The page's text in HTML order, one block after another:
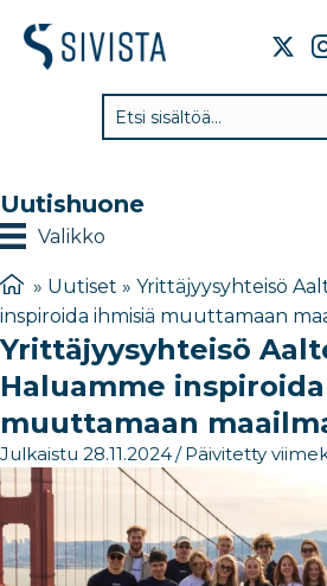
Uutishuone
Valikko
» Uutiset » Yrittäjyysyhteisö
inspiroida ihmisiä muuttamaan
Yrittäjyysyhteisö
Haluamme
muuttamaan
Julkaistu 28.11.2024/ Päivitetty